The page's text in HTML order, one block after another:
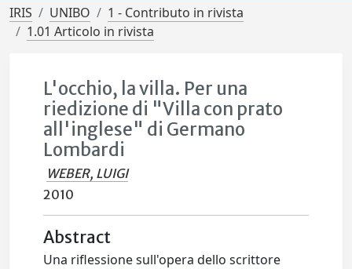
IRIS UNIBO
1 - Contributo in rivista
1.01 Articolo in rivista
L'occhio, la villa. Per una
riedizione di "Villa con prato
all'inglese" di Germano
Lombardi
WEBER, LUIGI
2010
Abstract
Una riflessione sull'opera dello scrittore